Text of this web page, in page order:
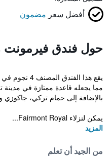
أفضل سعر مضمون
حول فندق فيرمونت
يقع هذا
مما يجعله قاعدة ممتازة في
بالإضافة إلى حمام تركي، جاكوزي
يمكن لنزلاء Fairmont Royal...
المزيد
من الجيد أن تعلم